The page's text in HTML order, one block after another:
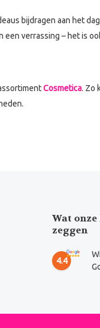
bijdragen aan het
een verrassing – het is
Cosmetica. Zo
Wat
zeggen
4.4